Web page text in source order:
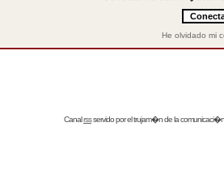
He olvidado mi
Canalrssservido por eltrujam�nde la